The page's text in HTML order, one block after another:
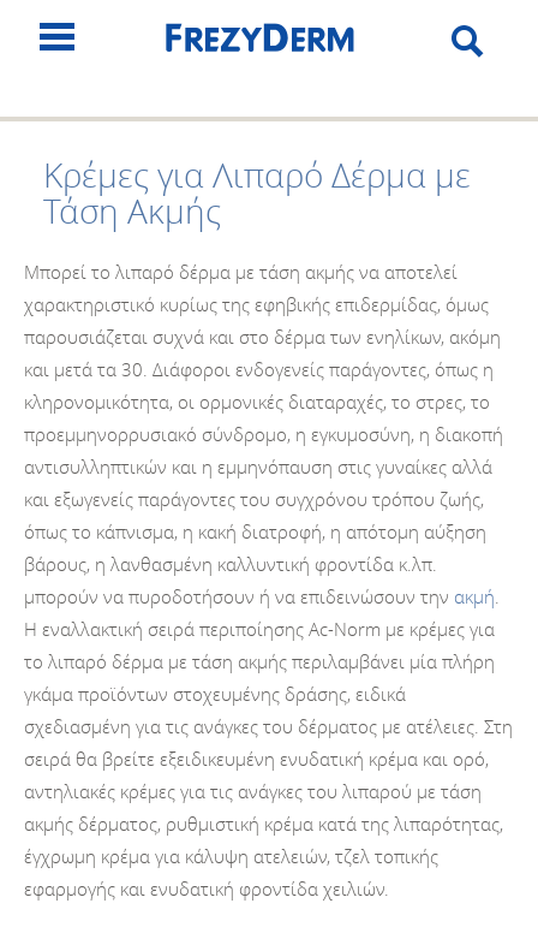
Κρέμες για Λιπαρό Δέρμα με
Τάση Ακμής
Μπορεί το λιπαρό δέρμα με τάση ακμής να αποτελεί
χαρακτηριστικό κυρίως της εφηβικής επιδερμίδας, όμως
παρουσιάζεται συχνά και στο δέρμα των ενηλίκων, ακόμη
και μετά τα 30. Διάφοροι ενδογενείς παράγοντες, όπως η
κληρονομικότητα, οι ορμονικές διαταραχές, το στρες, το
προεμμηνορρυσιακό σύνδρομο, η εγκυμοσύνη, η διακοπή
αντισυλληπτικών και η εμμηνόπαυση στις γυναίκες αλλά
και εξωγενείς παράγοντες του συγχρόνου τρόπου ζωής,
όπως το κάπνισμα, η κακή διατροφή, η απότομη αύξηση
βάρους, η λανθασμένη καλλυντική φροντίδα κ.λπ.
μπορούν να πυροδοτήσουν ή να επιδεινώσουν την ακμή.
Η εναλλακτική σειρά περιποίησης Ac-Norm με κρέμες για
το λιπαρό δέρμα με τάση ακμής περιλαμβάνει μία πλήρη
γκάμα προϊόντων στοχευμένης δράσης, ειδικά
σχεδιασμένη για τις ανάγκες του δέρματος με ατέλειες. Στη
σειρά θα βρείτε εξειδικευμένη ενυδατική κρέμα και ορό,
αντηλιακές κρέμες για τις ανάγκες του λιπαρού με τάση
ακμής δέρματος, ρυθμιστική κρέμα κατά της λιπαρότητας,
έγχρωμη κρέμα για κάλυψη ατελειών, τζελ τοπικής
εφαρμογής και ενυδατική φροντίδα χειλιών.